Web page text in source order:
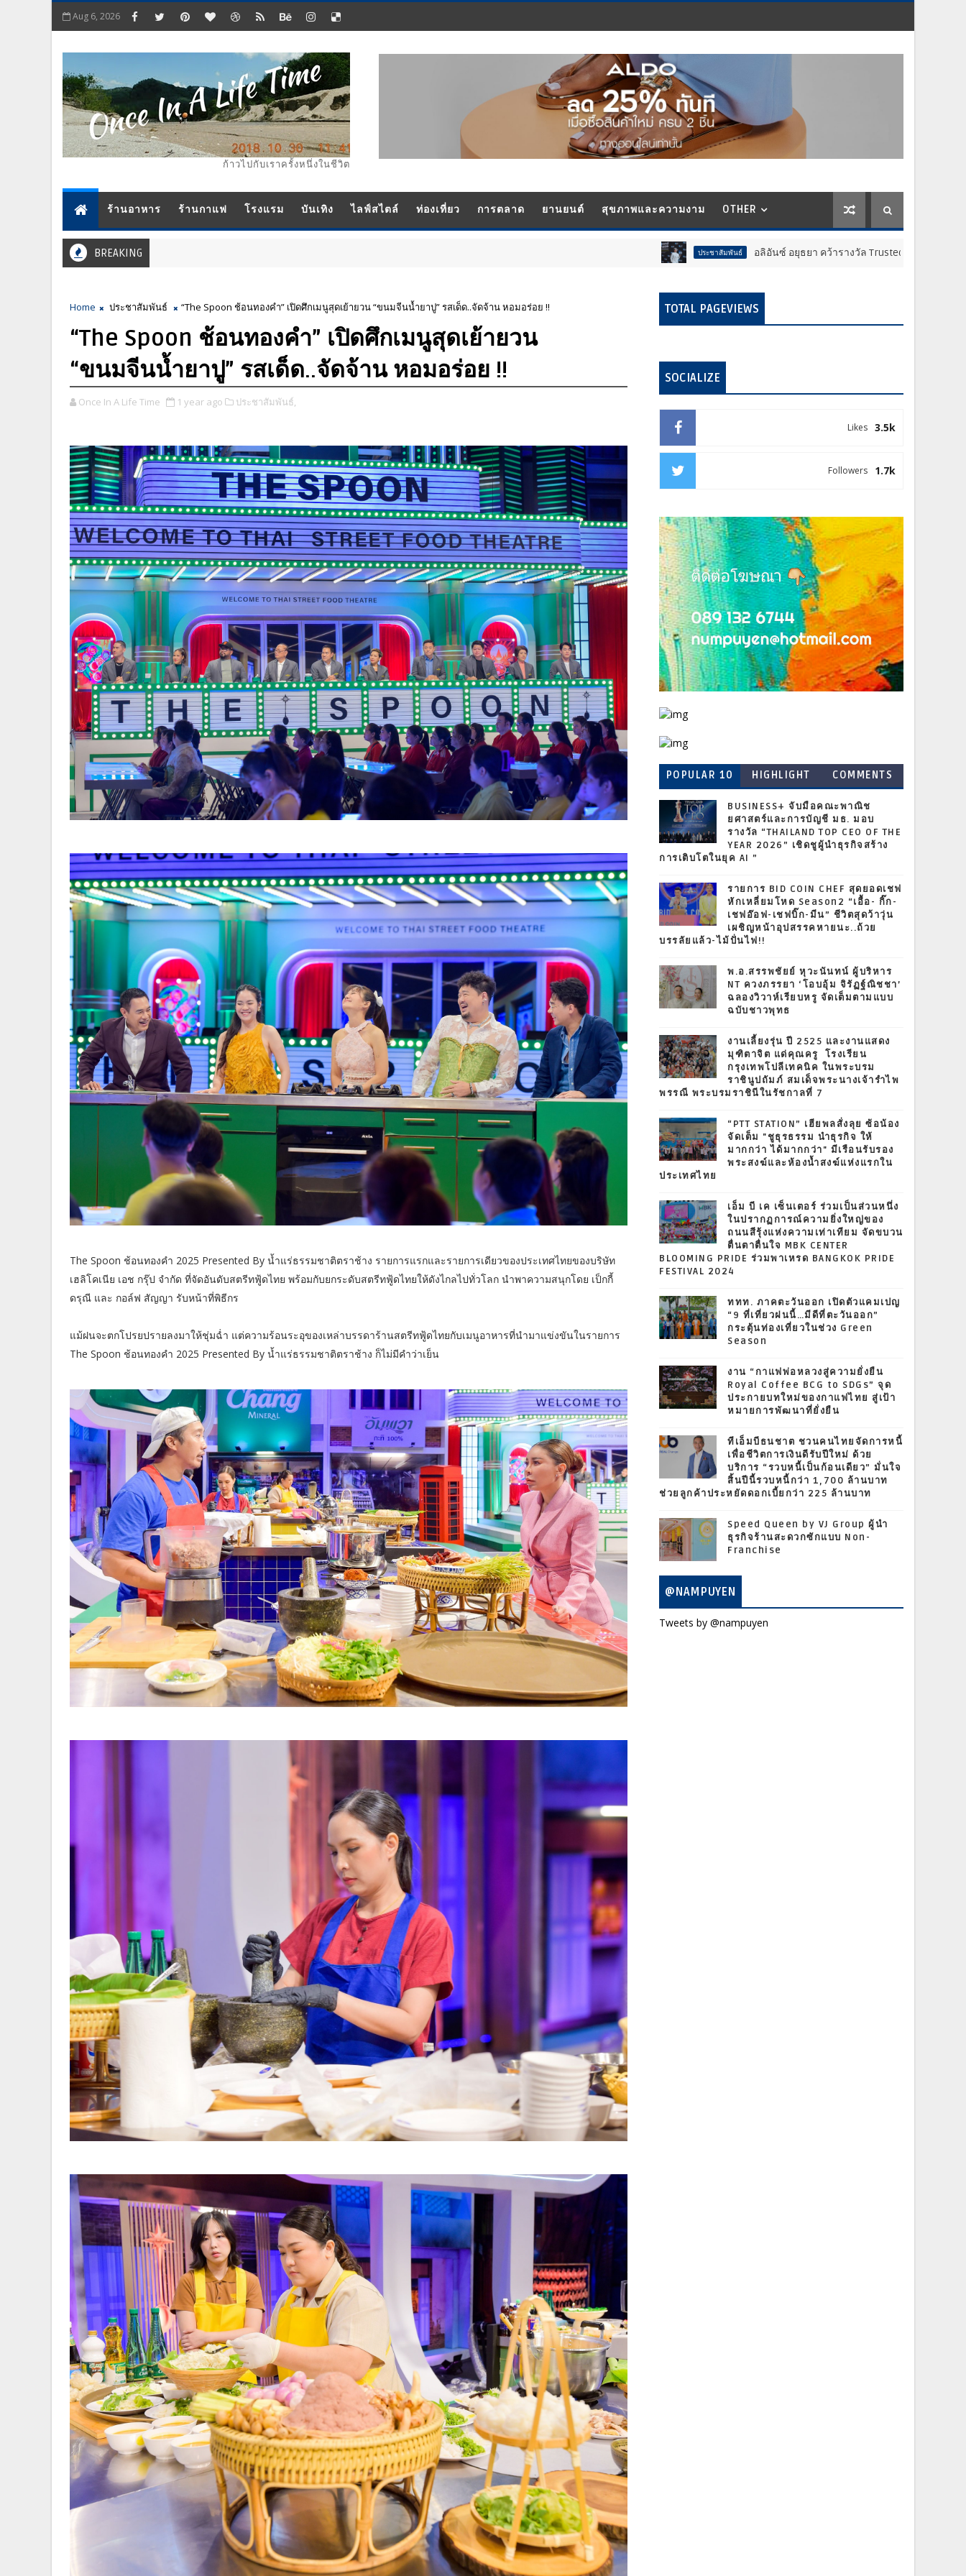
Aug 6, 2026
ก้าวไปกับเราครั้งหนึ่งในชีวิต
ร้านอาหาร ร้านกาแฟ โรงแรม บันเทิง ไลฟ์สไตล์ ท่องเที่ยว การตลาด ยานยนต์ สุขภาพและความงาม OTHER
BREAKING อลิอันซ์ อยุธยา คว้ารางวัล Trusted Life Partner Award ในงาน
Home ประชาสัมพันธ์ “The Spoon ช้อนทองคำ” เปิดศึกเมนูสุดเย้ายวน “ขนมจีนน้ำยาปู” รสเด็ด..จัดจ้าน หอมอร่อย !!
“The Spoon ช้อนทองคำ” เปิดศึกเมนูสุดเย้ายวน
“ขนมจีนน้ำยาปู” รสเด็ด..จัดจ้าน หอมอร่อย !!
Once In A Life Time 1 year ago ประชาสัมพันธ์,
The Spoon ช้อนทองคำ 2025 Presented By น้ำแร่ธรรมชาติตราช้าง รายการแรกและรายการเดียวของประเทศไทยของบริษัท
เฮลิโคเนีย เอช กรุ๊ป จำกัด ที่จัดอันดับสตรีทฟู้ดไทย พร้อมกับยกระดับสตรีทฟู้ดไทยให้ดังไกลไปทั่วโลก นำพาความสนุกโดย เป็กกี้
ดรุณี และ กอล์ฟ สัญญา รับหน้าที่พิธีกร
แม้ฝนจะตกโปรยปรายลงมาให้ชุ่มฉ่ำ แต่ความร้อนระอุของเหล่าบรรดาร้านสตรีทฟู้ดไทยกับเมนูอาหารที่นำมาแข่งขันในรายการ
The Spoon ช้อนทองคำ 2025 Presented By น้ำแร่ธรรมชาติตราช้าง ก็ไม่มีคำว่าเย็น
TOTAL PAGEVIEWS
SOCIALIZE
3.5k
Likes
1.7k
Followers
POPULAR 10 HIGHLIGHT COMMENTS
BUSINESS+ จับมือคณะพาณิช
ยศาสตร์และการบัญชี มธ. มอบ
รางวัล “THAILAND TOP CEO OF THE
YEAR 2026” เชิดชูผู้นำธุรกิจสร้าง
การเติบโตในยุค AI ”
รายการ BID COIN CHEF สุดยอดเชฟ
หักเหลี่ยมโหด Season2 “เอื้อ- กิ๊ก-
เชฟอ๊อฟ-เชฟบิ๊ก-มีน” ชีวิตสุดว้าวุ่น
เผชิญหน้าอุปสรรคหายนะ..ถ้วย
บรรลัยแล้ว-ไม้ปั่นไฟ!!
พ.อ.สรรพชัยย์ หุวะนันทน์ ผู้บริหาร
NT ควงภรรยา ‘โอบอุ้ม จิรัฏฐ์ณิชชา’
ฉลองวิวาห์เรียบหรู จัดเต็มตามแบบ
ฉบับชาวพุทธ
งานเลี้ยงรุ่น ปี 2525 และงานแสดง
มุฑิตาจิต แด่คุณครู โรงเรียน
กรุงเทพโปลีเทคนิค ในพระบรม
ราชินูปถัมภ์ สมเด็จพระนางเจ้ารำไพ
พรรณี พระบรมราชินีในรัชกาลที่ 7
“PTT STATION” เฮียพลสั่งลุย ซ้อน้อง
จัดเต็ม "ชูธุรธรรม นำธุรกิจ ให้
มากกว่า ได้มากกว่า" มีเรือนรับรอง
พระสงฆ์และห้องน้ำสงฆ์แห่งแรกใน
ประเทศไทย
เอ็ม บี เค เซ็นเตอร์ ร่วมเป็นส่วนหนึ่ง
ในปรากฏการณ์ความยิ่งใหญ่ของ
ถนนสีรุ้งแห่งความเท่าเทียม จัดขบวน
ตื่นตาตื่นใจ MBK CENTER
BLOOMING PRIDE ร่วมพาเหรด BANGKOK PRIDE
FESTIVAL 2024
ททท. ภาคตะวันออก เปิดตัวแคมเปญ
“9 ที่เที่ยวฝนนี้…มีดีที่ตะวันออก”
กระตุ้นท่องเที่ยวในช่วง Green
Season
งาน “กาแฟพ่อหลวงสู่ความยั่งยืน
Royal Coffee BCG to SDGs” จุด
ประกายบทใหม่ของกาแฟไทย สู่เป้า
หมายการพัฒนาที่ยั่งยืน
ทีเอ็มบีธนชาต ชวนคนไทยจัดการหนี้
เพื่อชีวิตการเงินดีรับปีใหม่ ด้วย
บริการ “รวบหนี้เป็นก้อนเดียว” มั่นใจ
สิ้นปีนี้รวบหนี้กว่า 1,700 ล้านบาท
ช่วยลูกค้าประหยัดดอกเบี้ยกว่า 225 ล้านบาท
Speed Queen by VJ Group ผู้นำ
ธุรกิจร้านสะดวกซักแบบ Non-
Franchise
@NAMPUYEN
Tweets by @nampuyen